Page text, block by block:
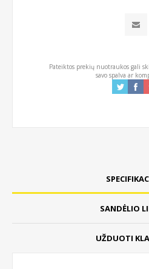
Pateiktos prekių nuotraukos gali
savo spalva ar
SANDĖLIO
UŽDUOTI